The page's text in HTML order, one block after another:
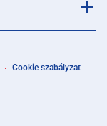
Cookie szabályzat